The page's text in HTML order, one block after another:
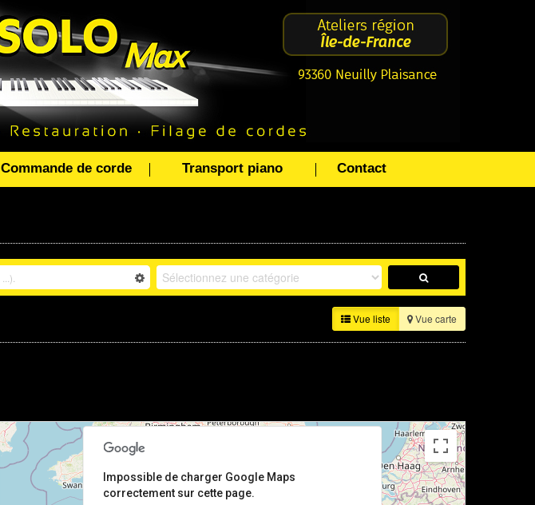
Commande de corde Transport piano Contact
Vue liste Vue carte
Impossible de charger Google Maps
correctement sur cette page.